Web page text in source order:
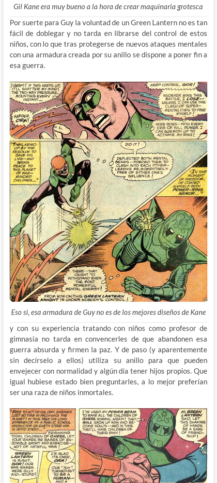
Gil Kane era muy bueno a la hora de crear maquinaria grotesca
Por suerte para Guy la voluntad de un Green Lantern no es tan
fácil de doblegar y no tarda en librarse del control de estos
niños, con lo que tras protegerse de nuevos ataques mentales
con una armadura creada por su anillo se dispone a poner fin a
esa guerra.
Eso si, esa armadura de Guy no es de los mejores diseños de Kane
y con su experiencia tratando con niños como profesor de
gimnasia no tarda en convencerles de que abandonen esa
guerra absurda y firmen la paz. Y de paso (y aparentemente
sin decírselo a ellos) utiliza su anillo para que pueden
envejecer con normalidad y algún día tener hijos propios. Que
igual hubiese estado bien preguntarles, a lo mejor preferían
ser una raza de niños inmortales.